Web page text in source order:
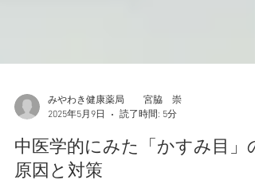
みやわき健康薬局 宮脇 崇
2025年5月9日
読了時間: 5分